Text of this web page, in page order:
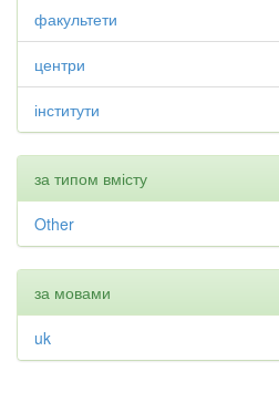
факультети
центри
інститути
за типом вмісту
Other
за мовами
uk